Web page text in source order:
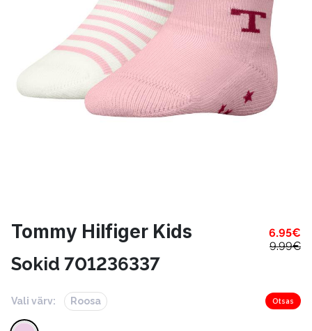
Tommy Hilfiger Kids 6.95€
9.99€
Sokid 701236337
Vali värv: Roosa Otsas